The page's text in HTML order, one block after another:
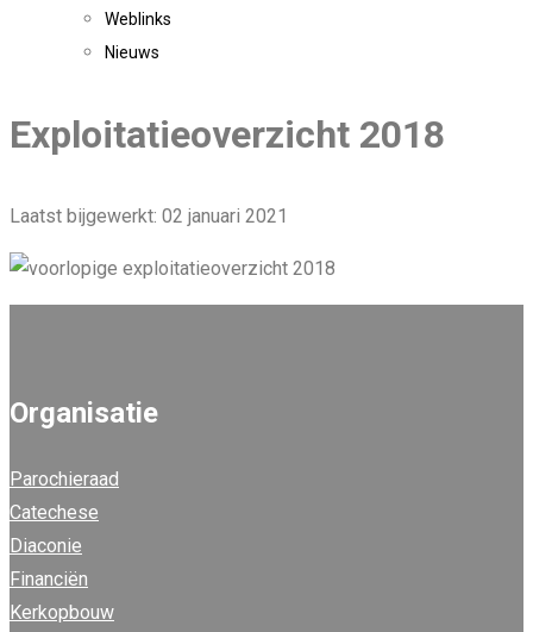
Weblinks
Nieuws
Exploitatieoverzicht 2018
Laatst bijgewerkt: 02 januari 2021
Organisatie
Parochieraad
Catechese
Diaconie
Financiën
Kerkopbouw